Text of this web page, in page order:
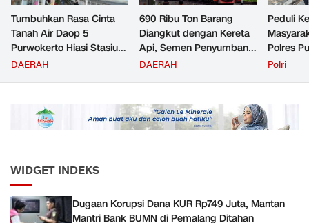
Tumbuhkan Rasa Cinta
Tanah Air Daop 5
Purwokerto Hiasi Stasiun
dengan Ornamen
DAERAH
690 Ribu Ton Barang
Diangkut dengan Kereta
Api, Semen Penyumbang
Volume Terbesar
Semester 1 Tahun 2026
DAERAH
Peduli
Polres
Jemput
Polri
WIDGET INDEKS
Dugaan Korupsi Dana KUR Rp749 Juta, Mantan
Mantri Bank BUMN di Pemalang Ditahan